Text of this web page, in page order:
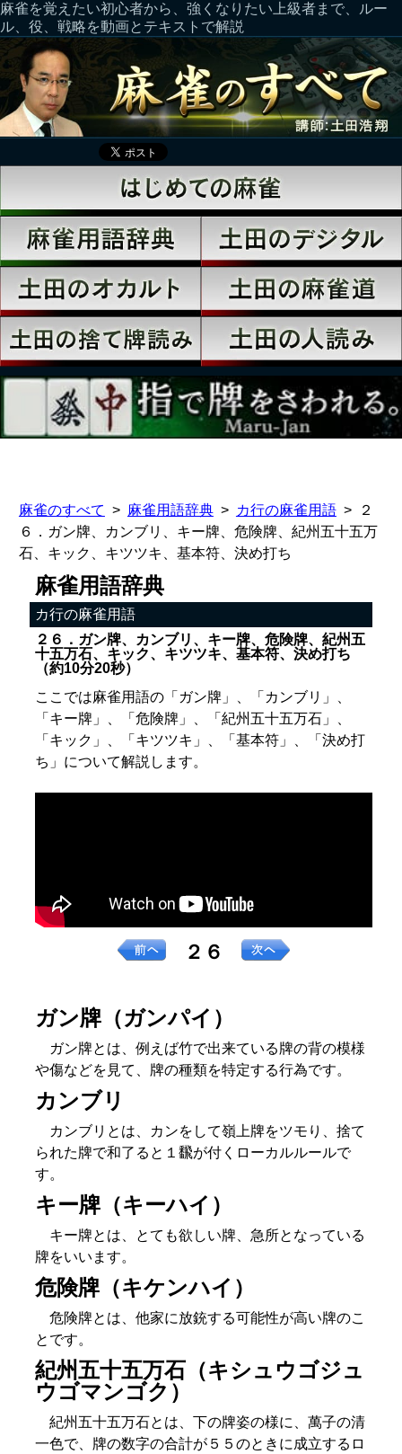
麻雀を覚えたい初心者から、強くなりたい上級者まで、ルー
ル、役、戦略を動画とテキストで解説
麻雀のすべて 麻雀用語辞典 カ行の麻雀用語
２
６．ガン牌、カンブリ、キー牌、危険牌、紀州五十五万
石、キック、キツツキ、基本符、決め打ち
麻雀用語辞典
カ行の麻雀用語
２６．ガン牌、カンブリ、キー牌、危険牌、紀州五
十五万石、キック、キツツキ、基本符、決め打ち
（約10分20秒）
ここでは麻雀用語の「ガン牌」、「カンブリ」、
「キー牌」、「危険牌」、「紀州五十五万石」、
「キック」、「キツツキ」、「基本符」、「決め打
ち」について解説します。
２６
ガン牌（ガンパイ）
ガン牌とは、例えば竹で出来ている牌の背の模様
や傷などを見て、牌の種類を特定する行為です。
カンブリ
カンブリとは、カンをして嶺上牌をツモり、捨て
られた牌で和了ると１飜が付くローカルルールで
す。
キー牌（キーハイ）
キー牌とは、とても欲しい牌、急所となっている
牌をいいます。
危険牌（キケンハイ）
危険牌とは、他家に放銃する可能性が高い牌のこ
とです。
紀州五十五万石（キシュウゴジュ
ウゴマンゴク）
紀州五十五万石とは、下の牌姿の様に、萬子の清
一色で、牌の数字の合計が５５のときに成立するロ